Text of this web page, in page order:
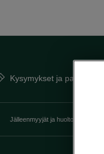
Kysymykset ja palaute
Jälleenmyyjät ja huolto Heti